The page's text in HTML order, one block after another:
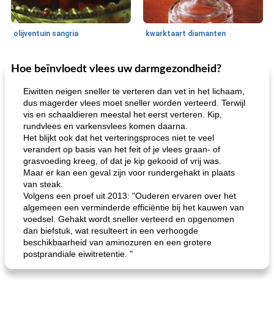
olijventuin sangria kwarktaart diamanten
65min
Feestdagen en evenementen One Dish Meal
Hoe beïnvloedt vlees uw darmgezondheid?
Eiwitten neigen sneller te verteren dan vet in het lichaam,
dus magerder vlees moet sneller worden verteerd. Terwijl
vis en schaaldieren meestal het eerst verteren. Kip,
rundvlees en varkensvlees komen daarna.
Het blijkt ook dat het verteringsproces niet te veel
verandert op basis van het feit of je vlees graan- of
grasvoeding kreeg, of dat je kip gekooid of vrij was.
Maar er kan een geval zijn voor rundergehakt in plaats
van steak.
Volgens een proef uit 2013: "Ouderen ervaren over het
algemeen een verminderde efficiëntie bij het kauwen van
voedsel. Gehakt wordt sneller verteerd en opgenomen
dan biefstuk, wat resulteert in een verhoogde
beschikbaarheid van aminozuren en een grotere
postprandiale eiwitretentie. "